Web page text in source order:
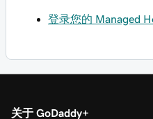
登录您的 Managed
关于 GoDaddy